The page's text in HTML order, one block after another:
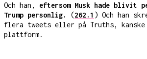
Och han, eftersom Musk hade blivit
Trump personlig.
(262.1 ) Och han
flera tweets eller på Truths, kanske
plattform.